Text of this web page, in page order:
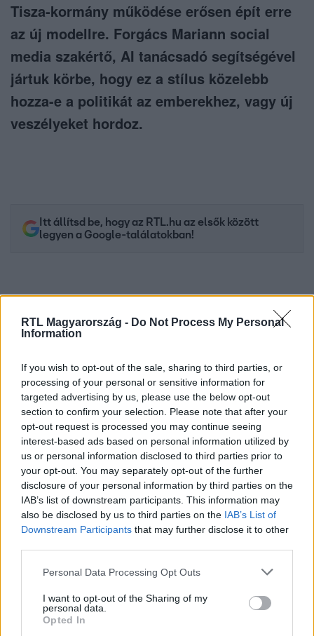
RTL Magyarország - Do Not Process My Personal
Information
If you wish to opt-out of the sale, sharing to third parties, or
processing of your personal or sensitive information for
targeted advertising by us, please use the below opt-out
section to confirm your selection. Please note that after your
opt-out request is processed you may continue seeing
interest-based ads based on personal information utilized by
us or personal information disclosed to third parties prior to
your opt-out. You may separately opt-out of the further
disclosure of your personal information by third parties on the
IAB’s list of downstream participants. This information may
also be disclosed by us to third parties on the IAB’s List of
Downstream Participants that may further disclose it to other
Please note that this website/app uses one or more Google
not limited to your visit or usage behaviour. You may click to
grant or deny consent to Google and its third-party tags to
use your data for below specified purposes in below Google
Personal Data Processing Opt Outs
I want to opt-out of the Sharing of my
personal data.
Opted In
Tisza-kormány működése erősen épít erre
az új modellre. Forgács Mariann social
media szakértő, AI tanácsadó segítségével
jártuk körbe, hogy ez a stílus közelebb
hozza-e a politikát az emberekhez, vagy új
veszélyeket hordoz.
Itt állítsd be, hogy az RTL.hu az elsők között
legyen a Google-találatokban!
Kövess minket, és értesülj a friss hírekről a
Facebookon is!
Követem
REGGELI #RTL ADÁSRÉSZLETEK
MAGYAR PÉTER